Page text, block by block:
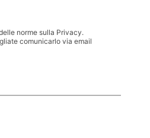
norme sulla Privacy.
comunicarlo via email